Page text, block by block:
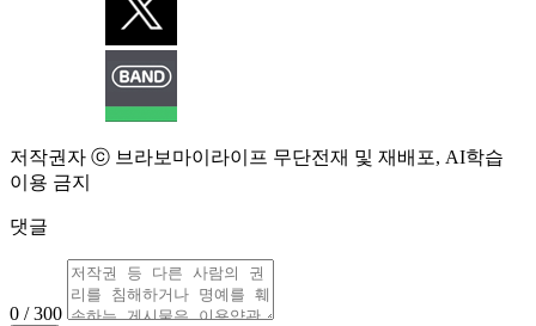
저작권자 ⓒ 브라보마이라이프 무단전재 및 재배포, AI학습
이용 금지
댓글
0 / 300